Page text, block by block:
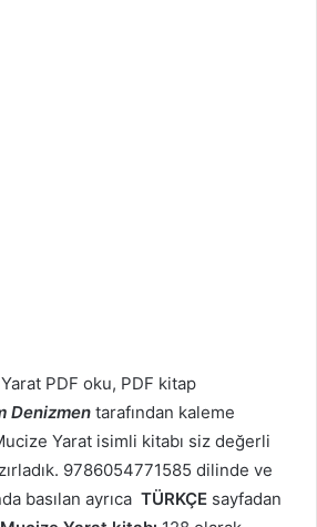
PDF oku, PDF kitap
Denizmen tarafından kaleme
Yarat isimli kitabı siz değerli
9786054771585 dilinde ve
basılan ayrıca TÜRKÇE sayfadan